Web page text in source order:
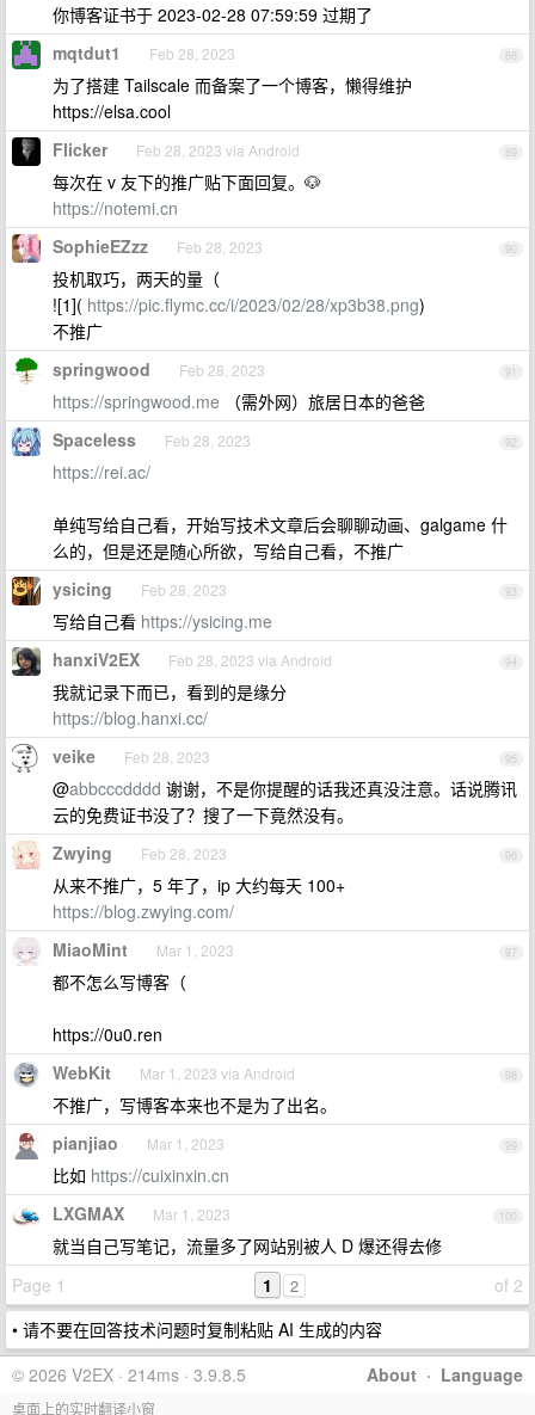
你博客证书于 2023-02-28 07:59:59 过期了
88
mqtdut1 Feb 28, 2023
为了搭建 Tailscale 而备案了一个博客，懒得维护
https://elsa.cool
89
Flicker Feb 28, 2023 via Android
每次在 v 友下的推广贴下面回复。🐶
https://notemi.cn
90
SophieEZzz Feb 28, 2023
投机取巧，两天的量（
![1]( https://pic.flymc.cc/i/2023/02/28/xp3b38.png)
不推广
91
springwood Feb 28, 2023
https://springwood.me （需外网）旅居日本的爸爸
92
Spaceless Feb 28, 2023
https://rei.ac/
单纯写给自己看，开始写技术文章后会聊聊动画、galgame 什
么的，但是还是随心所欲，写给自己看，不推广
93
ysicing Feb 28, 2023
写给自己看 https://ysicing.me
94
hanxiV2EX Feb 28, 2023 via Android
我就记录下而已，看到的是缘分
https://blog.hanxi.cc/
95
veike Feb 28, 2023
@abbcccdddd 谢谢，不是你提醒的话我还真没注意。话说腾讯
云的免费证书没了？搜了一下竟然没有。
96
Zwying Feb 28, 2023
从来不推广，5 年了，ip 大约每天 100+
https://blog.zwying.com/
97
MiaoMint Mar 1, 2023
都不怎么写博客（
https://0u0.ren
98
WebKit Mar 1, 2023 via Android
不推广，写博客本来也不是为了出名。
99
pianjiao Mar 1, 2023
比如 https://cuixinxin.cn
100
LXGMAX Mar 1, 2023
就当自己写笔记，流量多了网站别被人 D 爆还得去修
Page 1
of 2
1 2
• 请不要在回答技术问题时复制粘贴 AI 生成的内容
About · Language
© 2026 V2EX · 214ms · 3.9.8.5
桌面上的实时翻译小窗